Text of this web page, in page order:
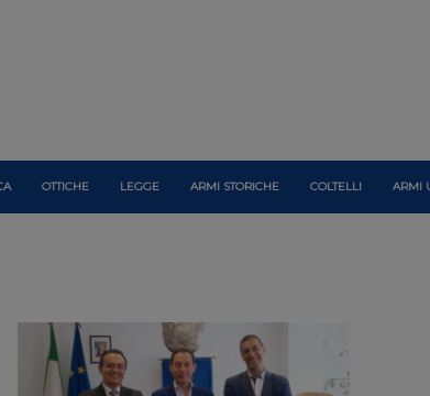
OTTICHE LEGGE ARMI STORICHE COLTELLI ARMI